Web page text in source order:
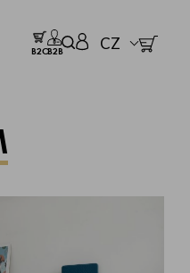
B2CB2B CZ